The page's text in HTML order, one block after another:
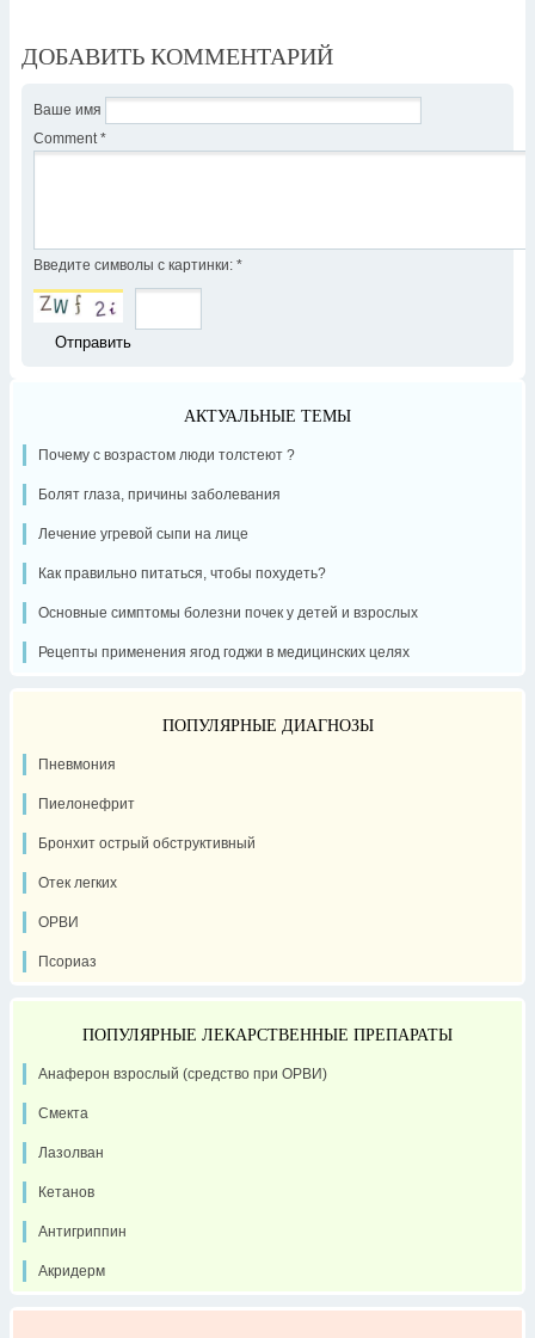
ДОБАВИТЬ КОММЕНТАРИЙ
Ваше имя
Comment *
Введите символы с картинки: *
АКТУАЛЬНЫЕ ТЕМЫ
Почему с возрастом люди толстеют ?
Болят глаза, причины заболевания
Лечение угревой сыпи на лице
Как правильно питаться, чтобы похудеть?
Основные симптомы болезни почек у детей и взрослых
Рецепты применения ягод годжи в медицинских целях
ПОПУЛЯРНЫЕ ДИАГНОЗЫ
Пневмония
Пиелонефрит
Бронхит острый обструктивный
Отек легких
ОРВИ
Псориаз
ПОПУЛЯРНЫЕ ЛЕКАРСТВЕННЫЕ ПРЕПАРАТЫ
Анаферон взрослый (средство при ОРВИ)
Смекта
Лазолван
Кетанов
Антигриппин
Акридерм